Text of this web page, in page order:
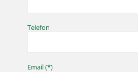
Telefon
Email (*)